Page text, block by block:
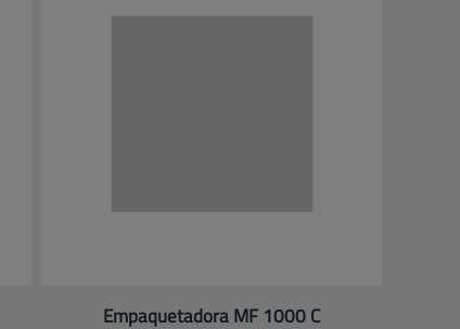
Empaquetadora MF 1000 C